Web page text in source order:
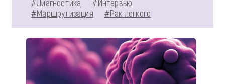
#Диагностика
#Интервью
#Маршрутизация
#Рак легкого